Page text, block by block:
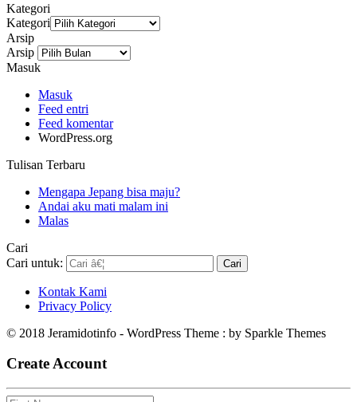
Kategori
Kategori
Arsip
Arsip
Masuk
Masuk
Feed entri
Feed komentar
WordPress.org
Tulisan Terbaru
Mengapa Jepang bisa maju?
Andai aku mati malam ini
Malas
Cari
Cari untuk:
Kontak Kami
Privacy Policy
© 2018 Jeramidotinfo - WordPress Theme : by Sparkle Themes
Create Account